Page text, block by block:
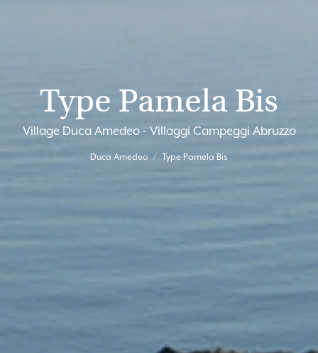
Type Pamela Bis
Village Duca Amedeo - Villaggi Campeggi Abruzzo
Duca Amedeo Type Pamela Bis